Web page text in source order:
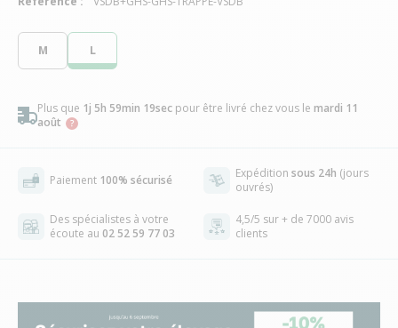
M L
Plus que 1j 5h 59min 18sec pour être livré chez vous le mardi 11
août
Paiement 100% sécurisé Expédition sous 24h (jours
ouvrés)
Des spécialistes à votre
écoute au 02 52 59 77 03
4,5/5 sur + de 7000 avis
clients